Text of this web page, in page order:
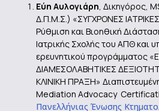
Εύη Αυλογιάρη, Δικηγόρος,
Δ.Π.Μ.Σ.) «ΣΥΓΧΡΟΝΕΣ ΙΑΤΡΙΚΕΣ
Ρύθμιση και Βιοηθική
Ιατρικής Σχολής του ΑΠΘ και
ερευνητικού προγράμματος
ΔΙΑΜΕΣΟΛΑΒΗΤΙΚΕΣ
ΚΛΙΝΙΚΗ ΠΡΑΞΗ»
Mediation Advocacy
Πανελλήνιας Ένωσης